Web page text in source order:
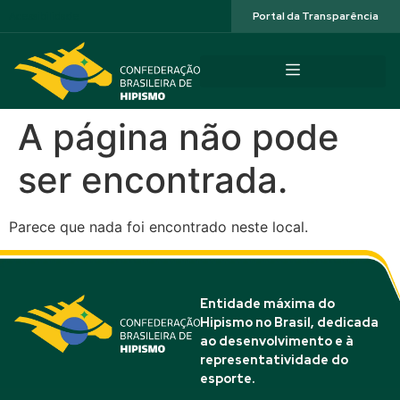
Portal da Transparência
A página não pode
ser encontrada.
Parece que nada foi encontrado neste local.
Entidade máxima do
Hipismo no Brasil, dedicada
ao desenvolvimento e à
representatividade do
esporte.